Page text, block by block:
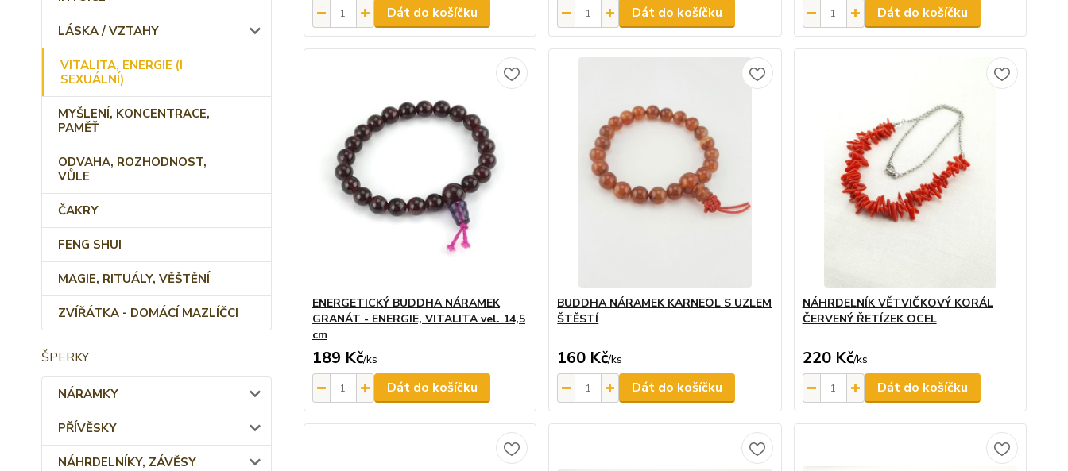
LÁSKA / VZTAHY
VITALITA, ENERGIE (I
SEXUÁLNÍ)
MYŠLENÍ, KONCENTRACE,
PAMĚŤ
ODVAHA, ROZHODNOST,
VŮLE
ČAKRY
FENG SHUI
MAGIE, RITUÁLY, VĚŠTĚNÍ
ZVÍŘÁTKA - DOMÁCÍ MAZLÍČCI
ŠPERKY
NÁRAMKY
PŘÍVĚSKY
NÁHRDELNÍKY, ZÁVĚSY
Dát do košíčku Dát do košíčku Dát do košíčku
ENERGETICKÝ BUDDHA NÁRAMEK
GRANÁT - ENERGIE, VITALITA vel. 14,5
cm
189 Kč/ks
Dát do košíčku
BUDDHA NÁRAMEK KARNEOL S UZLEM
ŠTĚSTÍ
160 Kč/ks
Dát do košíčku
NÁHRDELNÍK VĚTVIČKOVÝ KORÁL
ČERVENÝ ŘETÍZEK OCEL
220 Kč/ks
Dát do košíčku